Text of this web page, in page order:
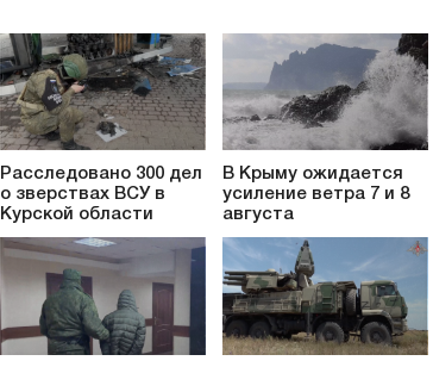
Расследовано 300 дел
о зверствах ВСУ в
Курской области
В Крыму ожидается
усиление ветра 7 и 8
августа